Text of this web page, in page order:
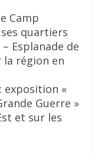
Camp
quartiers
Esplanade de
région en
exposition «
Guerre »
et sur les